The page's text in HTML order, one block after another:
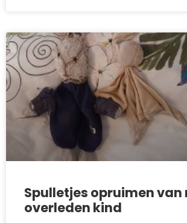
Spulletjes opruimen van
overleden kind